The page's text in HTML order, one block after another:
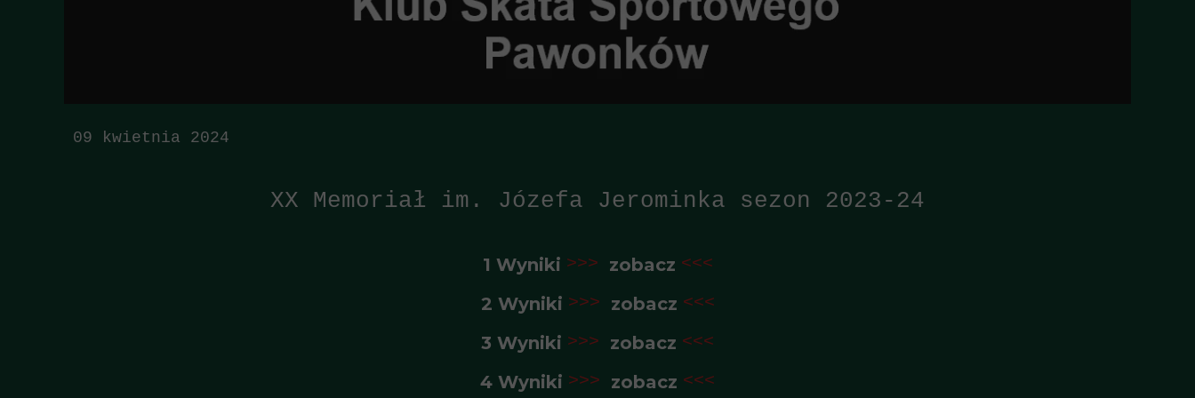
09 kwietnia 2024
XX Memoriał im. Józefa Jerominka sezon 2023-24
1 Wyniki >>> zobacz <<<
2 Wyniki >>> zobacz <<<
3 Wyniki >>> zobacz <<<
4 Wyniki >>> zobacz <<<